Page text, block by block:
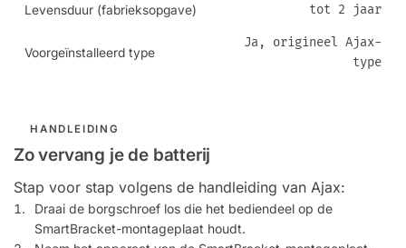
Levensduur (fabrieksopgave) tot 2 jaar
Voorgeïnstalleerd type
Ja, origineel Ajax-
type
HANDLEIDING
Zo vervang je de batterij
Stap voor stap volgens de handleiding van Ajax:
Draai de borgschroef los die het bediendeel op de
SmartBracket-montageplaat houdt.